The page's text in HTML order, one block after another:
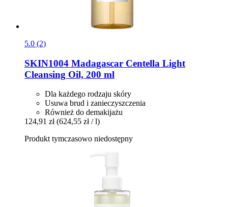
5.0 (2)
SKIN1004 Madagascar Centella Light
Cleansing Oil, 200 ml
Dla każdego rodzaju skóry
Usuwa brud i zanieczyszczenia
Również do demakijażu
124,91 zł (624,55 zł / l)
Produkt tymczasowo niedostępny